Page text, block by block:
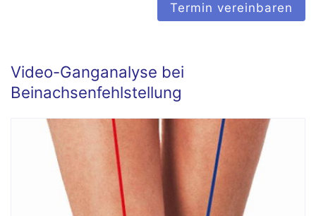
Termin vereinbaren
Video-Ganganalyse bei
Beinachsenfehlstellung